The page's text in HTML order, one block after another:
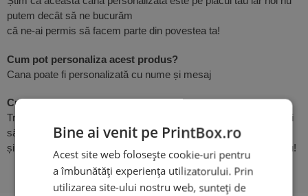
putem decât să ne bucurăm
că ne-ai permis să facem parte din povestea ta!
Cum pot personaliza acest produs?
Cana poate fi personalizată cu nume și mesaj
Cum procedez?
Trebuie doar să utilizezi butonul
, apoi
să scrii mesajul dorit
și cele două nume pentru un plus de autenticitate. Atât de simplu!
Bine ai venit pe PrintBox.ro
Acest site web folosește cookie-uri pentru
a îmbunătăți experiența utilizatorului. Prin
utilizarea site-ului nostru web, sunteți de